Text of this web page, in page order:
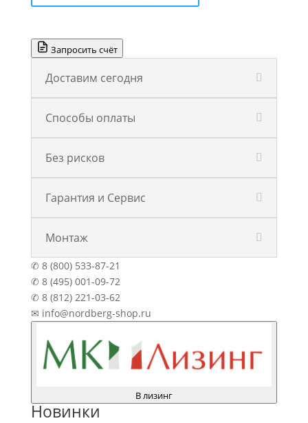
Запросить счёт
Доставим сегодня
Способы оплаты
Без рисков
Гарантия и Сервис
Монтаж
✆ 8 (800) 533-87-21
✆ 8 (495) 001-09-72
✆ 8 (812) 221-03-62
✉ info@nordberg-shop.ru
В лизинг
Новинки